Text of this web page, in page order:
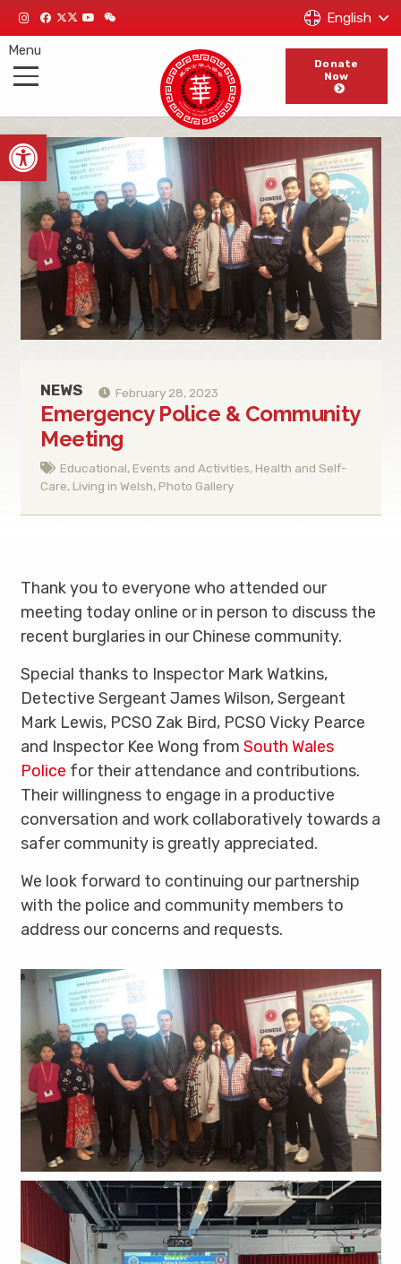
Open toolbar
English
Menu
Donate
Now
NEWS February 28, 2023
Emergency Police & Community
Meeting
Educational, Events and Activities, Health and Self-
Care, Living in Welsh, Photo Gallery
Thank you to everyone who attended our
meeting today online or in person to discuss the
recent burglaries in our Chinese community.
Special thanks to Inspector Mark Watkins,
Detective Sergeant James Wilson, Sergeant
Mark Lewis, PCSO Zak Bird, PCSO Vicky Pearce
and Inspector Kee Wong from South Wales
Police for their attendance and contributions.
Their willingness to engage in a productive
conversation and work collaboratively towards a
safer community is greatly appreciated.
We look forward to continuing our partnership
with the police and community members to
address our concerns and requests.